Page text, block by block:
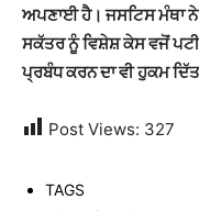
ਅਪਣਾਈ ਹੈ। ਜਸਟਿਸ ਮੰਥਾ
ਸਕੱਤਰ ਨੂੰ ਵਿਸ਼ੇਸ਼ ਕੇਸ ਵਜੋਂ
ਪ੍ਰਬੰਧ ਕਰਨ ਦਾ ਵੀ ਹੁਕਮ
Post Views: 327
TAGS